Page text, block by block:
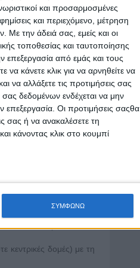
και προσαρμοσμένες
και περιεχόμενο, μέτρηση
Με την άδειά σας, εμείς και οι
τοποθεσίας και ταυτοποίησης
επεξεργασία από εμάς και τους
κάνετε κλικ για να αρνηθείτε να
να αλλάξετε τις προτιμήσεις σας
δεδομένων ενδέχεται να μην
επεξεργασία. Οι προτιμήσεις σαςθα
σας ή να ανακαλέσετε τη
κάνοντας κλικ στο κουμπί
ΣΥΜΦΩΝΩ
της ανάπτυξης των
οι ντόπιοι κάτοικοι
ανθρώπου καλλιεργητή,
πυξίδα για μια
και την ισορροπία που
η οποία θέτει
ο λαϊκός πολιτισμός
έχει ήδη επισημάνει:
κλίμα. Η επιστημονική
για πολύτιμη
κ.λπ.) αλλά και
τοπικών κοινωνιών,
στα παρακάτω:
κεντρικές δομές) με τη